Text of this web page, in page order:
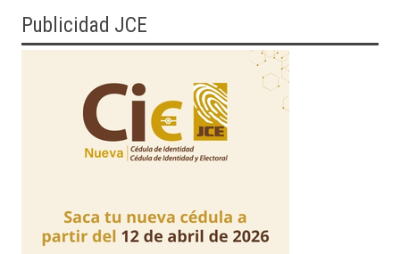
Publicidad JCE